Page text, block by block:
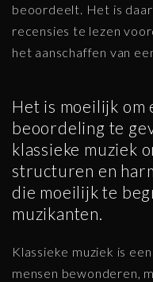
beoordeelt. Het is
recensies te lezen
het aanschaffen van
Het is moeilijk om
beoordeling te
klassieke muziek
structuren en
die moeilijk te
muzikanten.
Klassieke muziek is
mensen bewonderen,